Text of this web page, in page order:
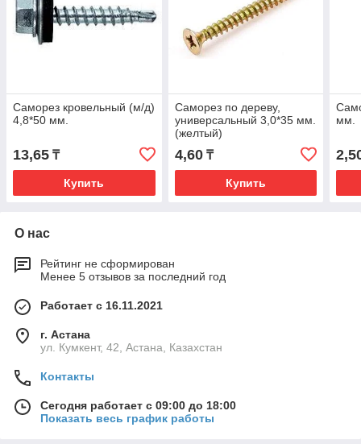
Саморез кровельный (м/д)
4,8*50 мм.
13,65 ₸
Купить
Саморез по дереву,
универсальный 3,0*35 мм.
(желтый)
4,60₸
Купить
мм.
О нас
Рейтинг не сформирован
Менее 5 отзывов за последний год
Работает с 16.11.2021
г. Астана
ул. Кумкент, 42, Астана, Казахстан
Контакты
Сегодня работает с 09:00 до 18:00
Показать весь график работы